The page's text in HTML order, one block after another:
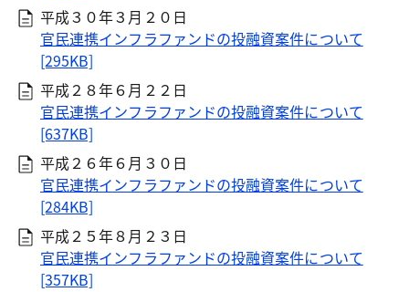
平成３０年３月２０日
官民連携インフラファンドの投融資案件について
[295KB]
平成２８年６月２２日
官民連携インフラファンドの投融資案件について
[637KB]
平成２６年６月３０日
官民連携インフラファンドの投融資案件について
[284KB]
平成２５年８月２３日
官民連携インフラファンドの投融資案件について
[357KB]